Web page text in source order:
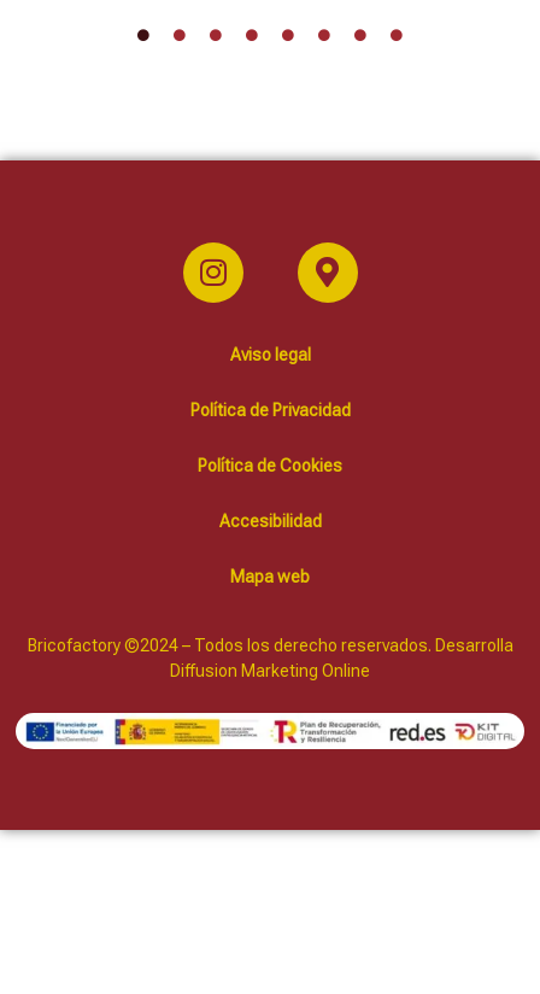
Aviso legal
Política de Privacidad
Política de Cookies
Accesibilidad
Mapa web
Bricofactory ©2024 – Todos los derecho reservados. Desarrolla
Diffusion Marketing Online